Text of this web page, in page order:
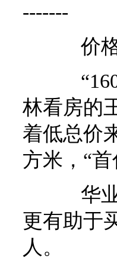
-------
价格
林看房的
着低总价
方米，“
华业
更有助于
人。